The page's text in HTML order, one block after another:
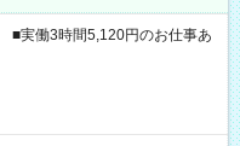
実働3時間5,120円のお仕事あ